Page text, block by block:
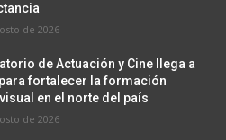
de 2026
de Actuación y Cine llega a
fortalecer la formación
en el norte del país
de 2026